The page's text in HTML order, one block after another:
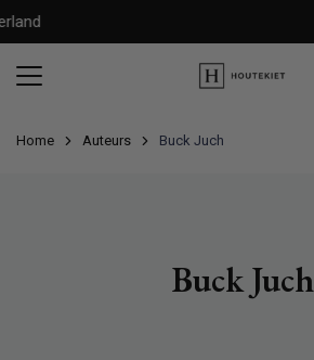
naar
content
Home Auteurs Buck Juch
Buck Juch